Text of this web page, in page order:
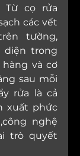
Từ cọ rửa
các vết
tường,
diện trong
và cơ
sau mỗi
rửa là cả
xuất phức
nghệ
trò quyết